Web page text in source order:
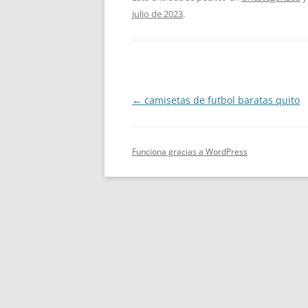
julio de 2023.
Navegación
← camisetas de futbol baratas quito
Funciona gracias a WordPress